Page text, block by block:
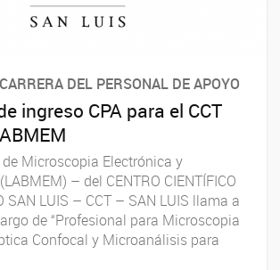
DEL PERSONAL DE APOYO
ingreso CPA para el CCT
Microscopia Electrónica y
– del CENTRO CIENTÍFICO
SAN LUIS – CCT – SAN LUIS llama a
de “Profesional para Microscopia
Confocal y Microanálisis para